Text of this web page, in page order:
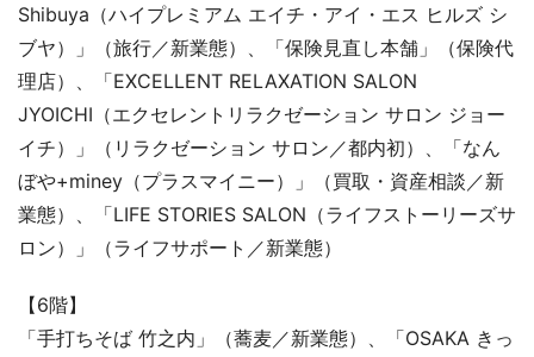
Shibuya（ハイプレミアム エイチ・アイ・エス ヒルズ シ
ブヤ）」（旅行／新業態）、「保険見直し本舗」（保険代
理店）、「EXCELLENT RELAXATION SALON
JYOICHI（エクセレントリラクゼーション サロン ジョー
イチ）」（リラクゼーション サロン／都内初）、「なん
ぼや+miney（プラスマイニー）」（買取・資産相談／新
業態）、「LIFE STORIES SALON（ライフストーリーズサ
ロン）」（ライフサポート／新業態）
【6階】
「手打ちそば 竹之内」（蕎麦／新業態）、「OSAKA きっ